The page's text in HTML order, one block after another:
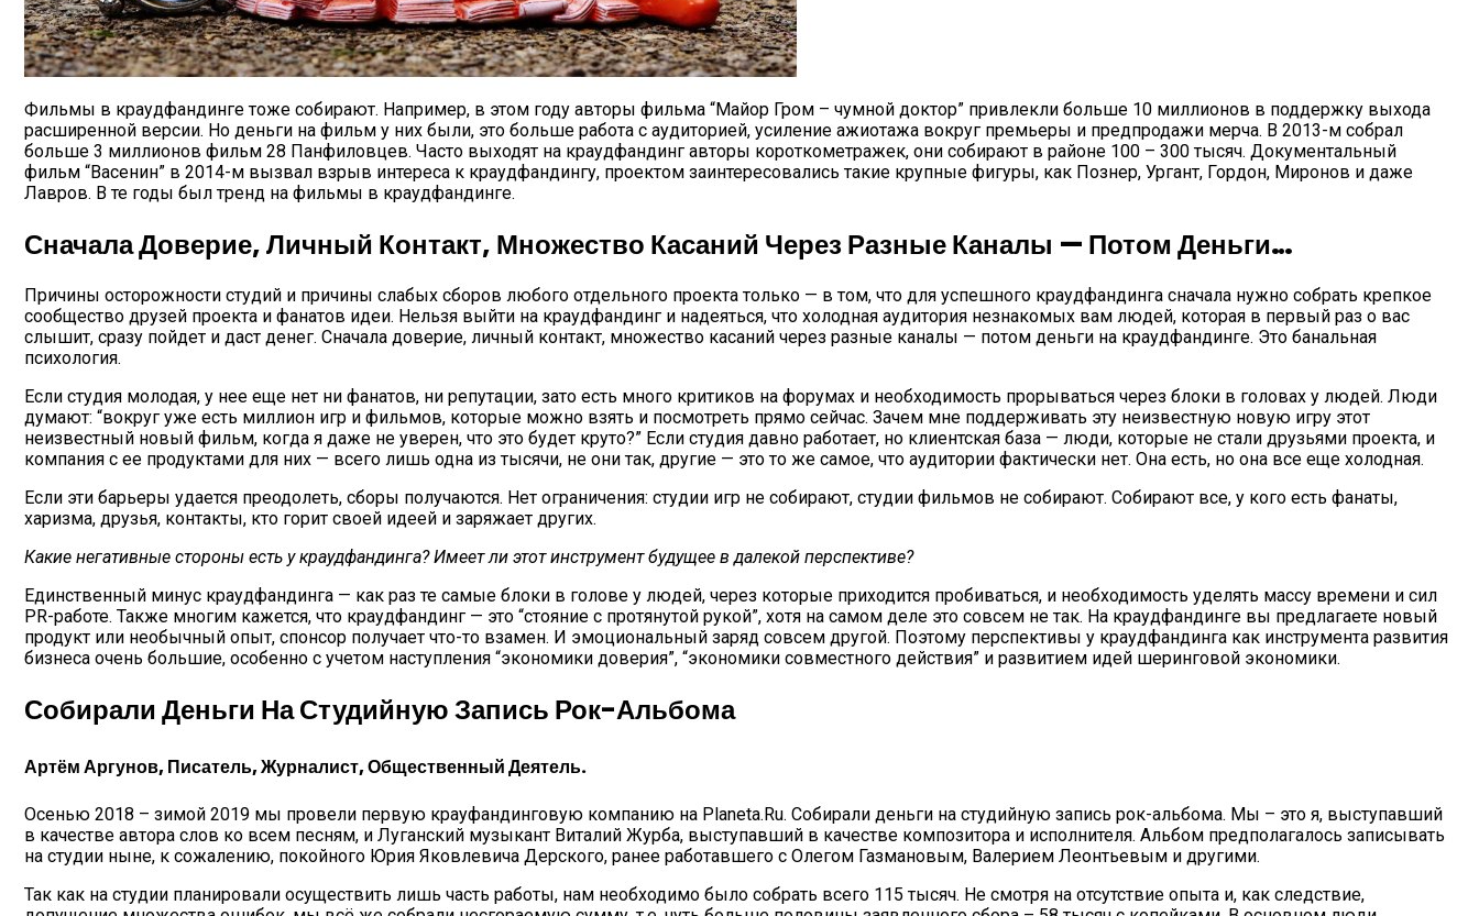
Фильмы в краудфандинге тоже собирают. Например, в этом году авторы фильма “Майор Гром – чумной доктор” привлекли больше 10 миллионов в поддержку выхода
расширенной версии. Но деньги на фильм у них были, это больше работа с аудиторией, усиление ажиотажа вокруг премьеры и предпродажи мерча. В 2013-м собрал
больше 3 миллионов фильм 28 Панфиловцев. Часто выходят на краудфандинг авторы короткометражек, они собирают в районе 100 – 300 тысяч. Документальный
фильм “Васенин” в 2014-м вызвал взрыв интереса к краудфандингу, проектом заинтересовались такие крупные фигуры, как Познер, Ургант, Гордон, Миронов и даже
Лавров. В те годы был тренд на фильмы в краудфандинге.
Сначала Доверие, Личный Контакт, Множество Касаний Через Разные Каналы — Потом Деньги…
Причины осторожности студий и причины слабых сборов любого отдельного проекта только — в том, что для успешного краудфандинга сначала нужно собрать крепкое
сообщество друзей проекта и фанатов идеи. Нельзя выйти на краудфандинг и надеяться, что холодная аудитория незнакомых вам людей, которая в первый раз о вас
слышит, сразу пойдет и даст денег. Сначала доверие, личный контакт, множество касаний через разные каналы — потом деньги на краудфандинге. Это банальная
психология.
Если студия молодая, у нее еще нет ни фанатов, ни репутации, зато есть много критиков на форумах и необходимость прорываться через блоки в головах у людей. Люди
думают: “вокруг уже есть миллион игр и фильмов, которые можно взять и посмотреть прямо сейчас. Зачем мне поддерживать эту неизвестную новую игру этот
неизвестный новый фильм, когда я даже не уверен, что это будет круто?” Если студия давно работает, но клиентская база — люди, которые не стали друзьями проекта, и
компания с ее продуктами для них — всего лишь одна из тысячи, не они так, другие — это то же самое, что аудитории фактически нет. Она есть, но она все еще холодная.
Если эти барьеры удается преодолеть, сборы получаются. Нет ограничения: студии игр не собирают, студии фильмов не собирают. Собирают все, у кого есть фанаты,
харизма, друзья, контакты, кто горит своей идеей и заряжает других.
Какие негативные стороны есть у краудфандинга? Имеет ли этот инструмент будущее в далекой перспективе?
Единственный минус краудфандинга — как раз те самые блоки в голове у людей, через которые приходится пробиваться, и необходимость уделять массу времени и сил
PR-работе. Также многим кажется, что краудфандинг — это “стояние с протянутой рукой”, хотя на самом деле это совсем не так. На краудфандинге вы предлагаете новый
продукт или необычный опыт, спонсор получает что-то взамен. И эмоциональный заряд совсем другой. Поэтому перспективы у краудфандинга как инструмента развития
бизнеса очень большие, особенно с учетом наступления “экономики доверия”, “экономики совместного действия” и развитием идей шеринговой экономики.
Собирали Деньги На Студийную Запись Рок-Альбома
Артём Аргунов, Писатель, Журналист, Общественный Деятель.
Осенью 2018 – зимой 2019 мы провели первую крауфандинговую компанию на Planeta.Ru. Собирали деньги на студийную запись рок-альбома. Мы – это я, выступавший
в качестве автора слов ко всем песням, и Луганский музыкант Виталий Журба, выступавший в качестве композитора и исполнителя. Альбом предполагалось записывать
на студии ныне, к сожалению, покойного Юрия Яковлевича Дерского, ранее работавшего с Олегом Газмановым, Валерием Леонтьевым и другими.
Так как на студии планировали осуществить лишь часть работы, нам необходимо было собрать всего 115 тысяч. Не смотря на отсутствие опыта и, как следствие,